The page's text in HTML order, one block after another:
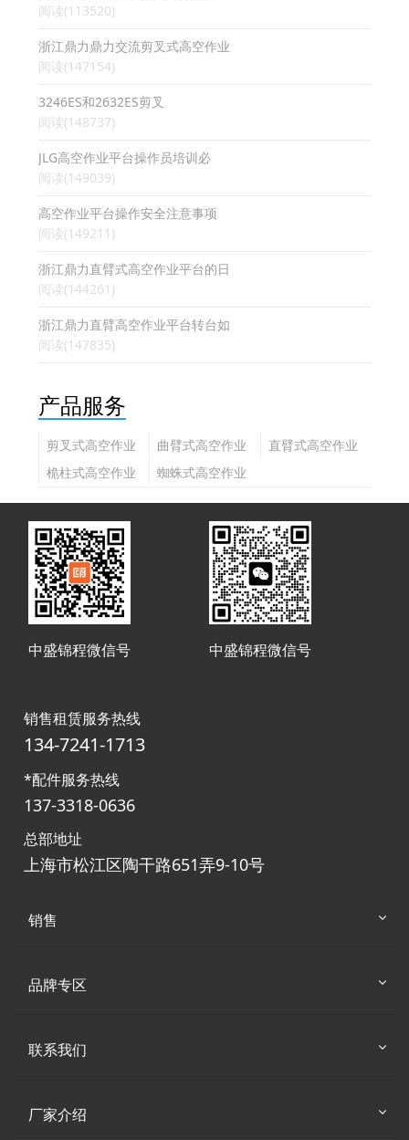
阅读(113520)
浙江鼎力鼎力交流剪叉式高空作业
阅读(147154)
3246ES和2632ES剪叉
阅读(148737)
JLG高空作业平台操作员培训必
阅读(149039)
高空作业平台操作安全注意事项
阅读(149211)
浙江鼎力直臂式高空作业平台的日
阅读(144261)
浙江鼎力直臂高空作业平台转台如
阅读(147835)
产品服务
剪叉式高空作业
平台
曲臂式高空作业
平台
直臂式高空作业
桅柱式高空作业
蜘蛛式高空作业
中盛锦程微信号 中盛锦程微信号
销售租赁服务热线
134-7241-1713
*配件服务热线
137-3318-0636
总部地址
上海市松江区陶干路651弄9-10号
销售
品牌专区
联系我们
厂家介绍